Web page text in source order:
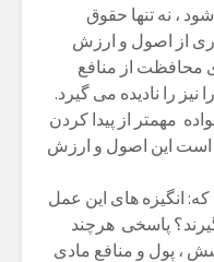
، نە تنها حقوق
از اصول و ارزش
محافظت از منافع
را نادیدە می گیرد.
مهمتر از پیدا کردن
است این اصول و ارزش
انگیزه های این عمل
پاسخی هرچند
، پول و منافع مادی